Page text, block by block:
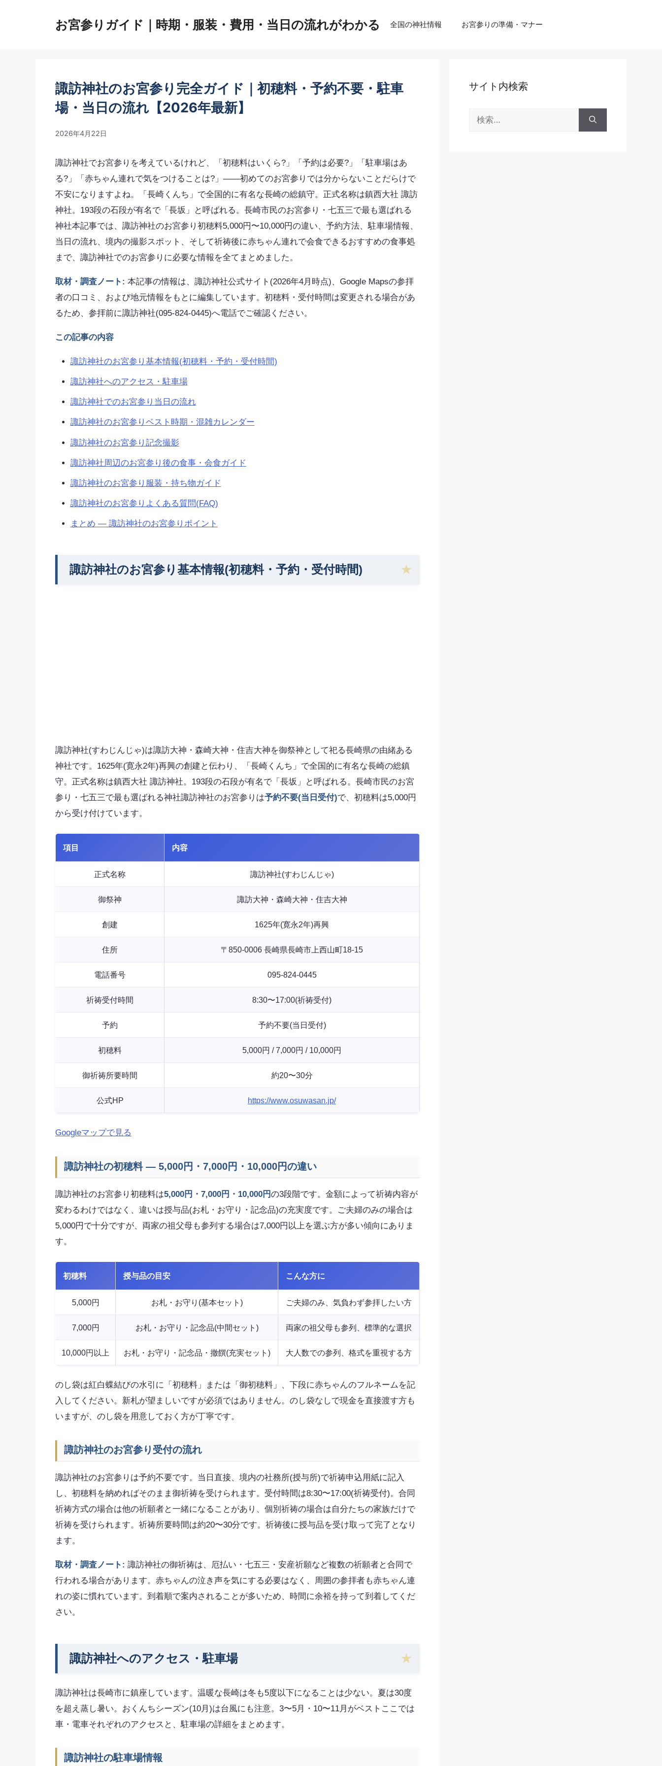
お宮参りガイド｜時期・服装・費用・当日の流れがわかる 全国の神社情報 お宮参りの準備・マナー
諏訪神社のお宮参り完全ガイド｜初穂料・予約不要・駐車
場・当日の流れ【2026年最新】
2026年4月22日
諏訪神社でお宮参りを考えているけれど、「初穂料はいくら?」「予約は必要?」「駐車場はあ
る?」「赤ちゃん連れで気をつけることは?」――初めてのお宮参りでは分からないことだらけで
不安になりますよね。「長崎くんち」で全国的に有名な長崎の総鎮守。正式名称は鎮西大社 諏訪
神社。193段の石段が有名で「長坂」と呼ばれる。長崎市民のお宮参り・七五三で最も選ばれる
神社本記事では、諏訪神社のお宮参り初穂料5,000円〜10,000円の違い、予約方法、駐車場情報、
当日の流れ、境内の撮影スポット、そして祈祷後に赤ちゃん連れで会食できるおすすめの食事処
まで、諏訪神社でのお宮参りに必要な情報を全てまとめました。
取材・調査ノート: 本記事の情報は、諏訪神社公式サイト(2026年4月時点)、Google Mapsの参拝
者の口コミ、および地元情報をもとに編集しています。初穂料・受付時間は変更される場合があ
るため、参拝前に諏訪神社(095-824-0445)へ電話でご確認ください。
この記事の内容
諏訪神社のお宮参り基本情報(初穂料・予約・受付時間)
諏訪神社へのアクセス・駐車場
諏訪神社でのお宮参り当日の流れ
諏訪神社のお宮参りベスト時期・混雑カレンダー
諏訪神社のお宮参り記念撮影
諏訪神社周辺のお宮参り後の食事・会食ガイド
諏訪神社のお宮参り服装・持ち物ガイド
諏訪神社のお宮参りよくある質問(FAQ)
まとめ — 諏訪神社のお宮参りポイント
諏訪神社のお宮参り基本情報(初穂料・予約・受付時間)
諏訪神社(すわじんじゃ)は諏訪大神・森崎大神・住吉大神を御祭神として祀る長崎県の由緒ある
神社です。1625年(寛永2年)再興の創建と伝わり、「長崎くんち」で全国的に有名な長崎の総鎮
守。正式名称は鎮西大社 諏訪神社。193段の石段が有名で「長坂」と呼ばれる。長崎市民のお宮
参り・七五三で最も選ばれる神社諏訪神社のお宮参りは予約不要(当日受付)で、初穂料は5,000円
から受け付けています。
項目 内容
正式名称 諏訪神社(すわじんじゃ)
御祭神 諏訪大神・森崎大神・住吉大神
創建 1625年(寛永2年)再興
住所 〒850-0006 長崎県長崎市上西山町18-15
電話番号 095-824-0445
祈祷受付時間 8:30〜17:00(祈祷受付)
予約 予約不要(当日受付)
初穂料 5,000円 / 7,000円 / 10,000円
御祈祷所要時間 約20〜30分
公式HP https://www.osuwasan.jp/
Googleマップで見る
諏訪神社の初穂料 — 5,000円・7,000円・10,000円の違い
諏訪神社のお宮参り初穂料は5,000円・7,000円・10,000円の3段階です。金額によって祈祷内容が
変わるわけではなく、違いは授与品(お札・お守り・記念品)の充実度です。ご夫婦のみの場合は
5,000円で十分ですが、両家の祖父母も参列する場合は7,000円以上を選ぶ方が多い傾向にありま
す。
初穂料 授与品の目安 こんな方に
5,000円 お札・お守り(基本セット) ご夫婦のみ、気負わず参拝したい方
7,000円 お札・お守り・記念品(中間セット) 両家の祖父母も参列、標準的な選択
10,000円以上 お札・お守り・記念品・撤饌(充実セット) 大人数での参列、格式を重視する方
のし袋は紅白蝶結びの水引に「初穂料」または「御初穂料」、下段に赤ちゃんのフルネームを記
入してください。新札が望ましいですが必須ではありません。のし袋なしで現金を直接渡す方も
いますが、のし袋を用意しておく方が丁寧です。
諏訪神社のお宮参り受付の流れ
諏訪神社のお宮参りは予約不要です。当日直接、境内の社務所(授与所)で祈祷申込用紙に記入
し、初穂料を納めればそのまま御祈祷を受けられます。受付時間は8:30〜17:00(祈祷受付)。合同
祈祷方式の場合は他の祈願者と一緒になることがあり、個別祈祷の場合は自分たちの家族だけで
祈祷を受けられます。祈祷所要時間は約20〜30分です。祈祷後に授与品を受け取って完了となり
ます。
取材・調査ノート: 諏訪神社の御祈祷は、厄払い・七五三・安産祈願など複数の祈願者と合同で
行われる場合があります。赤ちゃんの泣き声を気にする必要はなく、周囲の参拝者も赤ちゃん連
れの姿に慣れています。到着順で案内されることが多いため、時間に余裕を持って到着してくだ
さい。
諏訪神社へのアクセス・駐車場
諏訪神社は長崎市に鎮座しています。温暖な長崎は冬も5度以下になることは少ない。夏は30度
を超え蒸し暑い。おくんちシーズン(10月)は台風にも注意。3〜5月・10〜11月がベストここでは
車・電車それぞれのアクセスと、駐車場の詳細をまとめます。
諏訪神社の駐車場情報
サイト内検索
索: